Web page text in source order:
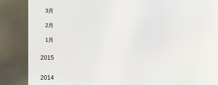
3月
2月
1月
2015
2014